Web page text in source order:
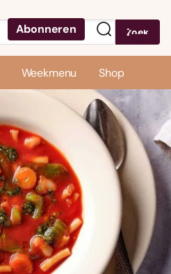
Abonneren Zoek
Weekmenu Shop